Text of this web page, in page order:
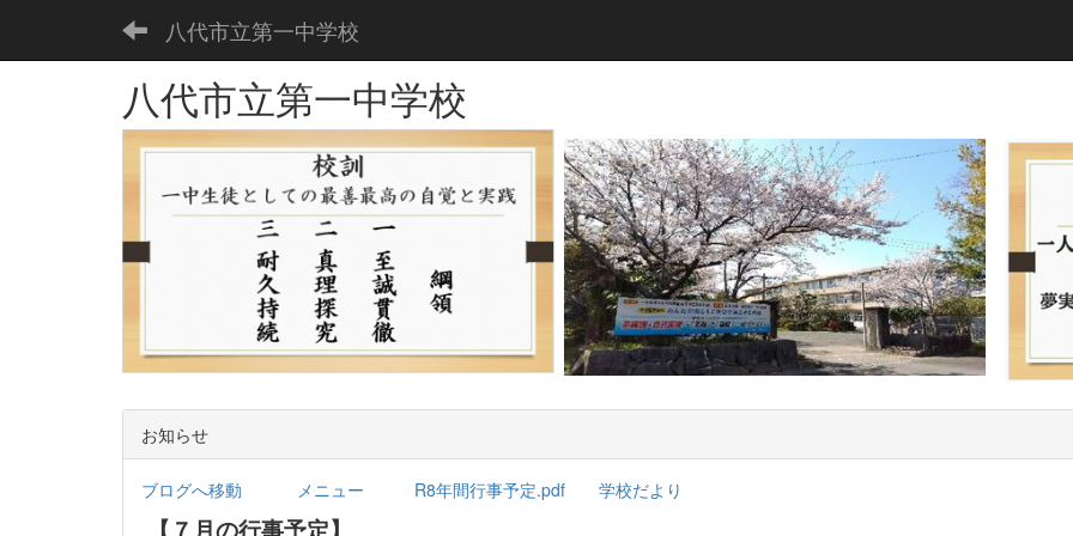
八代市立第一中学校
八代市立第一中学校
お知らせ
ブログへ移動 メニュー R8年間行事予定.pdf 学校だより
【７月の行事予定】